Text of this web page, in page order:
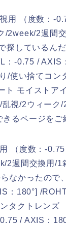
用 （度数：-
2week/2週間
しているん
：-0.75 / AXIS
/使い捨てコン
モイストア
視/2ウィーク
るページをご
（度数：-
2週間交換用/1
なかったので
：180°] /
タクトレン
/ AXIS：